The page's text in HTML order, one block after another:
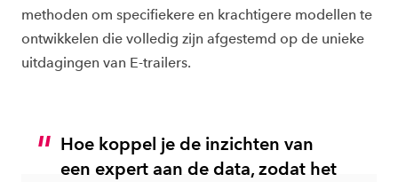
methoden om specifiekere en krachtigere modellen te
ontwikkelen die volledig zijn afgestemd op de unieke
uitdagingen van E-trailers.
Hoe koppel je de inzichten van
een expert aan de data, zodat het